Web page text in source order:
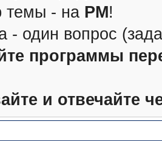
темы - на PM!
- один вопрос
программы
и отвечайте